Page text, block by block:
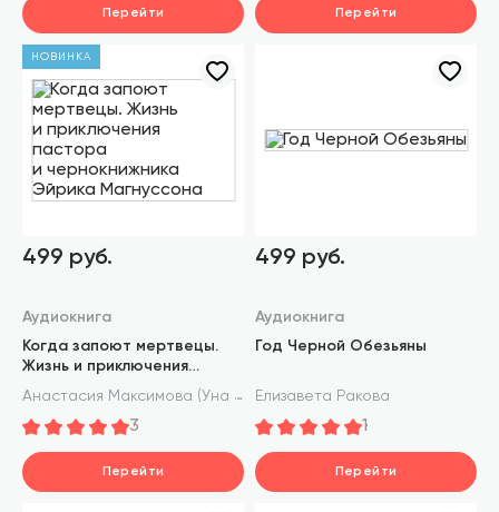
Перейти Перейти
НОВИНКА
499 руб.
Аудиокнига
Когда запоют мертвецы.
Жизнь и приключения
пастора и чернокнижника
Анастасия Максимова (Уна Харт)
3
Перейти
499 руб.
Аудиокнига
Год Черной Обезьяны
Елизавета Ракова
1
Перейти